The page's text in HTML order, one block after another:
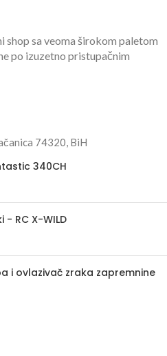
shop sa veoma širokom paletom
po izuzetno pristupačnim
74320, BiH
340CH
- RC X-WILD
i ovlazivač zraka zapremnine